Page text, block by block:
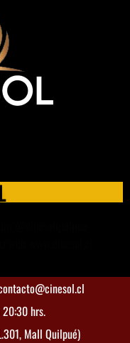
20:30 hrs.
Mall Quilpué)